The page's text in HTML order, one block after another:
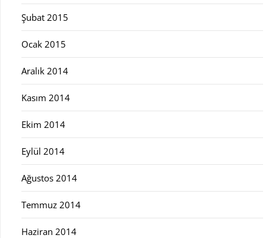
Şubat 2015
Ocak 2015
Aralık 2014
Kasım 2014
Ekim 2014
Eylül 2014
Ağustos 2014
Temmuz 2014
Haziran 2014